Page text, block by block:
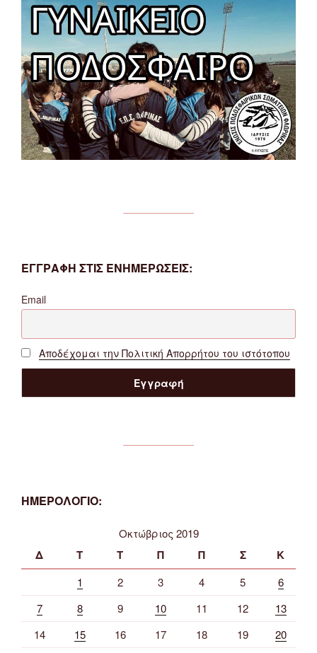
ΕΓΓΡΑΦΗ ΣΤΙΣ ΕΝΗΜΕΡΩΣΕΙΣ:
Email
Αποδέχομαι την Πολιτική Απορρήτου του ιστότοπου
ΗΜΕΡΟΛΟΓΙΟ:
Οκτώβριος 2019
Δ Τ Τ Π Π Σ Κ
1 2 3 4 5
6
7
8 9 10 11 12
13
14
15 16 17 18 19
20